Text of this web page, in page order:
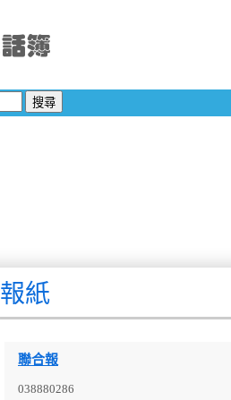
報紙
聯合報
038880286